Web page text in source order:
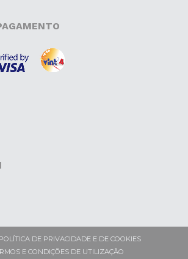
POLÍTICA DE PRIVACIDADE E DE COOKIES
E CONDIÇÕES DE UTILIZAÇÃO